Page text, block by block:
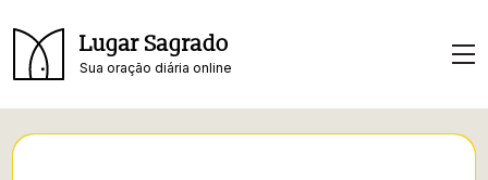
Lugar Sagrado
Sua oração diária online